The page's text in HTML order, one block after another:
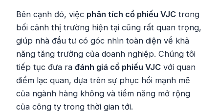
Bên cạnh đó, việc phân tích cổ phiếu VJC trong
bối cảnh thị trường hiện tại cũng rất quan trọng,
giúp nhà đầu tư có góc nhìn toàn diện về khả
năng tăng trưởng của doanh nghiệp. Chúng tôi
tiếp tục đưa rađánh giá cổ phiếu VJC với quan
điểm lạc quan, dựa trên sự phục hồi mạnh mẽ
của ngành hàng không và tiềm năng mở rộng
của công ty trong thời gian tới.